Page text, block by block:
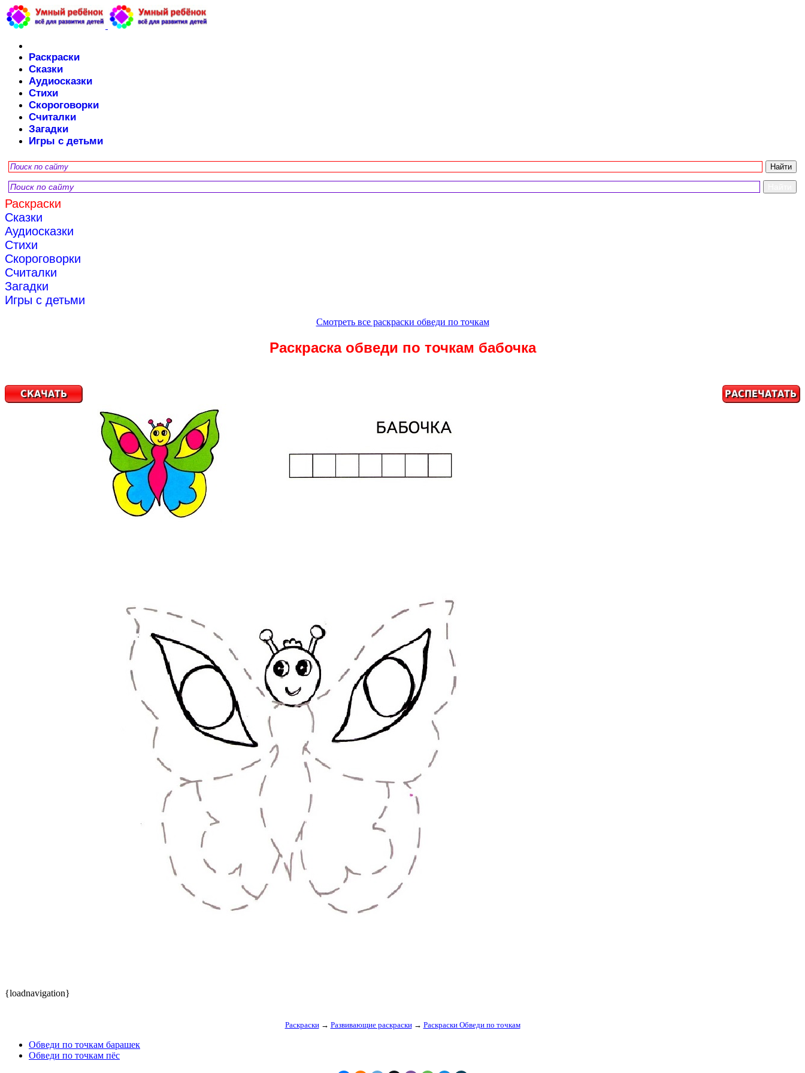
Раскраски
Сказки
Аудиосказки
Стихи
Скороговорки
Считалки
Загадки
Игры с детьми
Раскраски
Сказки
Аудиосказки
Стихи
Скороговорки
Считалки
Загадки
Игры с детьми
Смотреть все раскраски обведи по точкам
Раскраска обведи по точкам бабочка
{loadnavigation}
Раскраски→ Развивающие раскраски→ Раскраски Обведи по точкам
Обведи по точкам барашек
Обведи по точкам пёс